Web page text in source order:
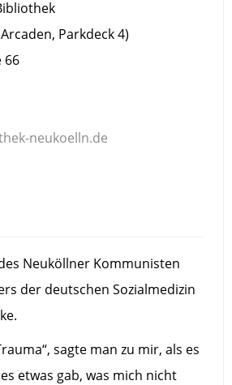
Parkdeck 4)
66
neukoelln.de
Neuköllner Kommunisten
der deutschen Sozialmedizin
sagte man zu mir, als es
etwas gab, was mich nicht